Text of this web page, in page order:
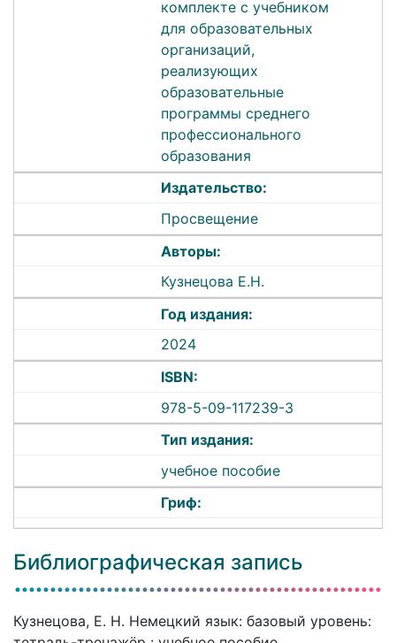
комплекте с учебником
для образовательных
организаций,
реализующих
образовательные
программы среднего
профессионального
образования
Издательство:
Просвещение
Авторы:
Кузнецова Е.Н.
Год издания:
2024
ISBN:
978-5-09-117239-3
Тип издания:
учебное пособие
Гриф:
Библиографическая запись
Кузнецова, Е. Н. Немецкий язык: базовый уровень: